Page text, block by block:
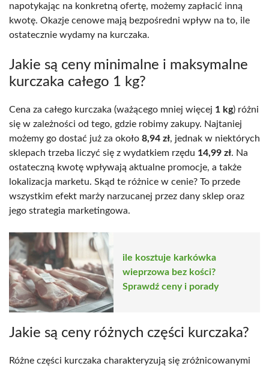
napotykając na konkretną ofertę, możemy zapłacić inną
kwotę. Okazje cenowe mają bezpośredni wpływ na to, ile
ostatecznie wydamy na kurczaka.
Jakie są ceny minimalne i maksymalne
kurczaka całego 1 kg?
Cena za całego kurczaka (ważącego mniej więcej 1 kg) różni
się w zależności od tego, gdzie robimy zakupy. Najtaniej
możemy go dostać już za około 8,94 zł, jednak w niektórych
sklepach trzeba liczyć się z wydatkiem rzędu 14,99 zł. Na
ostateczną kwotę wpływają aktualne promocje, a także
lokalizacja marketu. Skąd te różnice w cenie? To przede
wszystkim efekt marży narzucanej przez dany sklep oraz
jego strategia marketingowa.
ile kosztuje karkówka
wieprzowa bez kości?
Sprawdź ceny i porady
Jakie są ceny różnych części kurczaka?
Różne części kurczaka charakteryzują się zróżnicowanymi